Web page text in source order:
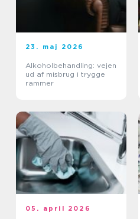
23. maj 2026
Alkoholbehandling: vejen
ud af misbrug i trygge
rammer
05. april 2026